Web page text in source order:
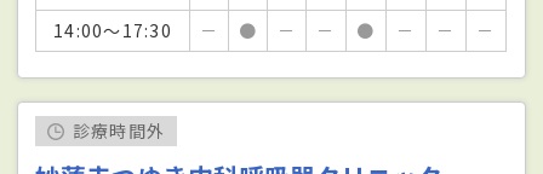
14:00～17:30
－ ● － － ● － － －
診療時間外